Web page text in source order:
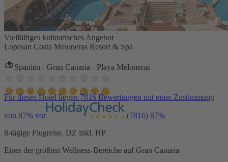
Vielfältiges kulinarisches Angebot
Lopesan Costa Meloneras Resort & Spa
Spanien - Gran Canaria - Playa Meloneras
Für dieses Hotel liegen 7816 Bewertungen mit einer Zustimmung
von 87% vor (7816) 87%
8-tägige Flugreise, DZ inkl. HP
Einer der größten Wellness-Bereiche auf Gran Canaria